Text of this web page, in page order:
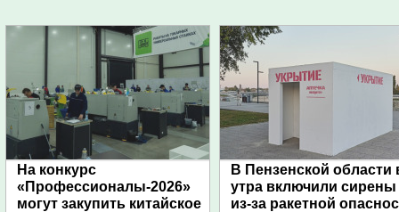
На конкурс
«Профессионалы-2026»
могут закупить китайское
В Пензенской области
утра включили сирены
из-за ракетной